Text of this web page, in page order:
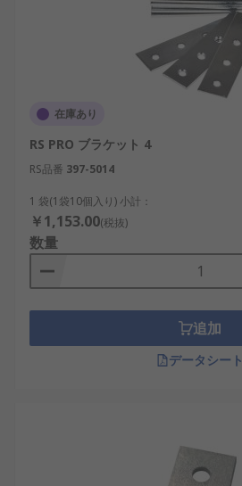
在庫あり
RS PRO ブラケット 4
RS品番 397-5014
1 袋(1袋10個入り) 小計：
￥1,153.00(税抜)
数量
追加
データシート